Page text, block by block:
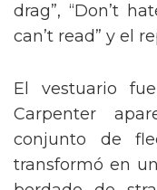
drag”, “Don’t
can’t read” y el
El vestuario
Carpenter
conjunto de
transformó en